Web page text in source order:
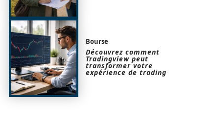
Bourse
Découvrez comment
Tradingview peut
transformer votre
expérience de trading